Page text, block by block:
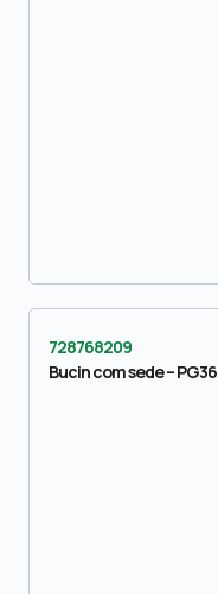
728768209
Bucin com sede – PG36